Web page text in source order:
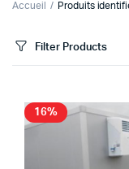
Accueil Produits
Filter Products
16%